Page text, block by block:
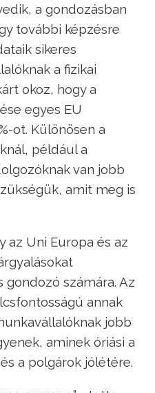
a gondozásban
további képzésre
sikeres
a fizikai
okoz, hogy a
egyes EU
ot. Különösen a
például a
van jobb
amit meg is
az Uni Europa és az
gondozó számára. Az
annak
jobb
aminek óriási a
a polgárok jólétére.